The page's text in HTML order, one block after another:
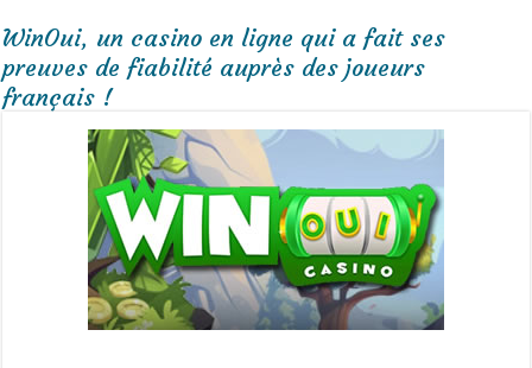
WinOui, un casino en ligne qui a fait ses
preuves de fiabilité auprès des joueurs
français !